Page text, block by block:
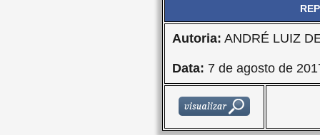
Autoria: ANDRÉ LUIZ
Data: 7 de agosto de